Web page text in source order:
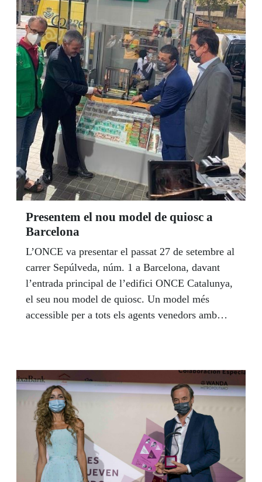
Presentem el nou model de quiosc a
Barcelona
L’ONCE va presentar el passat 27 de setembre al
carrer Sepúlveda, núm. 1 a Barcelona, davant
l’entrada principal de l’edifici ONCE Catalunya,
el seu nou model de quiosc. Un model més
accessible per a tots els agents venedors amb
inaugurar Jaume Collboni, primer tinent
d’alcalde de Barcelona; Joan Ramon Riera,
regidor d’Infància, Joventut i Persones Grans i
president l’Institut Municipal de Persones amb
Discapacitat (IMPD); Enric Botí, delegat
territorial de l’ONCE a Catalunya; David
Bernardo, president del Consell Territorial de